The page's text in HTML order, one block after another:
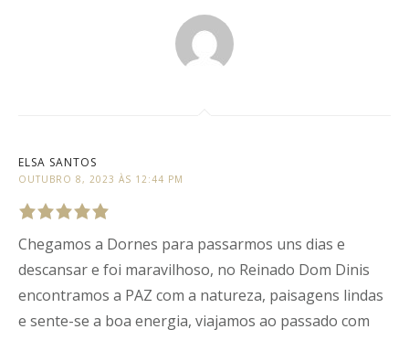
ELSA SANTOS
OUTUBRO 8, 2023 ÀS 12:44 PM
Rated5out
of5.
Chegamos a Dornes para passarmos uns dias e
descansar e foi maravilhoso, no Reinado Dom Dinis
encontramos a PAZ com a natureza, paisagens lindas
e sente-se a boa energia, viajamos ao passado com